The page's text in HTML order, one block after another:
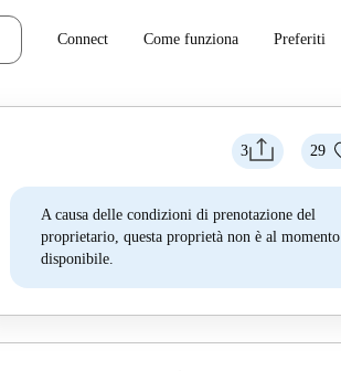
Connect Come funziona Preferiti
3 29
A causa delle condizioni di prenotazione del
proprietario, questa proprietà non è al momento
disponibile.